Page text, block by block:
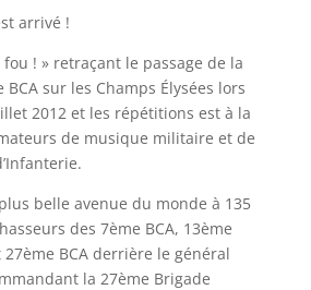
arrivé !
fou ! » retraçant le passage de la
BCA sur les Champs Élysées lors
2012 et les répétitions est à la
de musique militaire et de
belle avenue du monde à 135
des 7ème BCA, 13ème
27ème BCA derrière le général
la 27ème Brigade